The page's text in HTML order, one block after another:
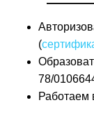
(
78/
Работаем